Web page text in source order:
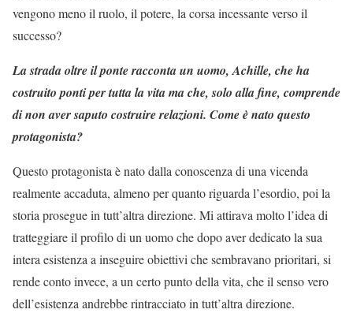
vengono meno il ruolo, il potere, la corsa incessante verso il
successo?
La strada oltre il ponte racconta un uomo, Achille, che ha
costruito ponti per tutta la vita ma che, solo alla fine, comprende
di non aver saputo costruire relazioni. Come è nato questo
protagonista?
Questo protagonista è nato dalla conoscenza di una vicenda
realmente accaduta, almeno per quanto riguarda l’esordio, poi la
storia prosegue in tutt’altra direzione. Mi attirava molto l’idea di
tratteggiare il profilo di un uomo che dopo aver dedicato la sua
intera esistenza a inseguire obiettivi che sembravano prioritari, si
rende conto invece, a un certo punto della vita, che il senso vero
dell’esistenza andrebbe rintracciato in tutt’altra direzione.